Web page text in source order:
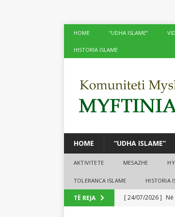
HOME “UDHA ISLAME”
HISTORIA ISLAME
HOME “UDHA ISLAME”
AKTIVITETE MESAZHE
TOLERANCA ISLAME HISTORIA
TË REJA [ 24/07/2026 ]